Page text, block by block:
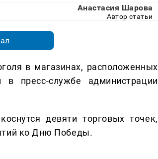
Анастасия Шарова
Автор статьи
в магазинах, расположенных
пресс-службе администрации
девяти торговых точек,
ко Дню Победы.